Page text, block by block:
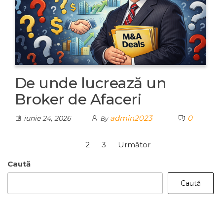
De unde lucrează un
Broker de Afaceri
iunie 24, 2026 By admin2023 0
articole
2 3 Următor
Caută
Caută